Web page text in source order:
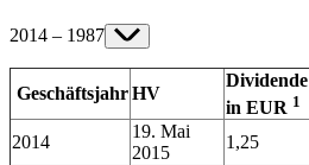
2014 – 1987
GeschäftsjahrHV
Dividende
in EUR 1
2014
19. Mai
2015
1,25